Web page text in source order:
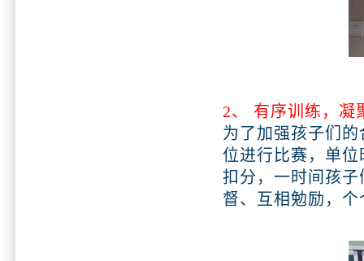
2、 有序训练，凝
为了加强孩子们
位进行比赛，单
扣分，一时间孩
督、互相勉励，